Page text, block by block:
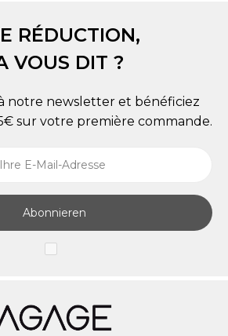
RÉDUCTION,
VOUS DIT ?
notre newsletter et bénéficiez
sur votre première commande.
Abonnieren